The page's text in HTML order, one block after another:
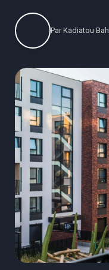
Par Kadiatou Bah